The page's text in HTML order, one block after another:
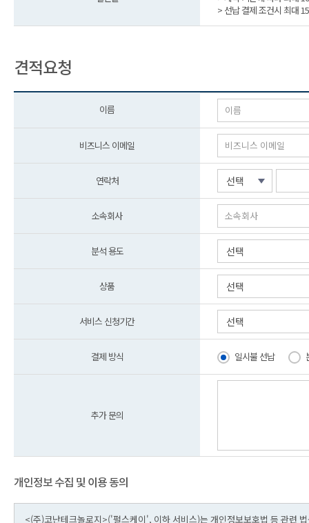
> 선납 결제 조건시 최대
견적요청
이름
비즈니스 이메일
연락처 선택
소속회사
분석 용도 선택
상품 선택
서비스 신청기간 선택
결제 방식 일시불 선납
추가 문의
개인정보 수집 및 이용 동의